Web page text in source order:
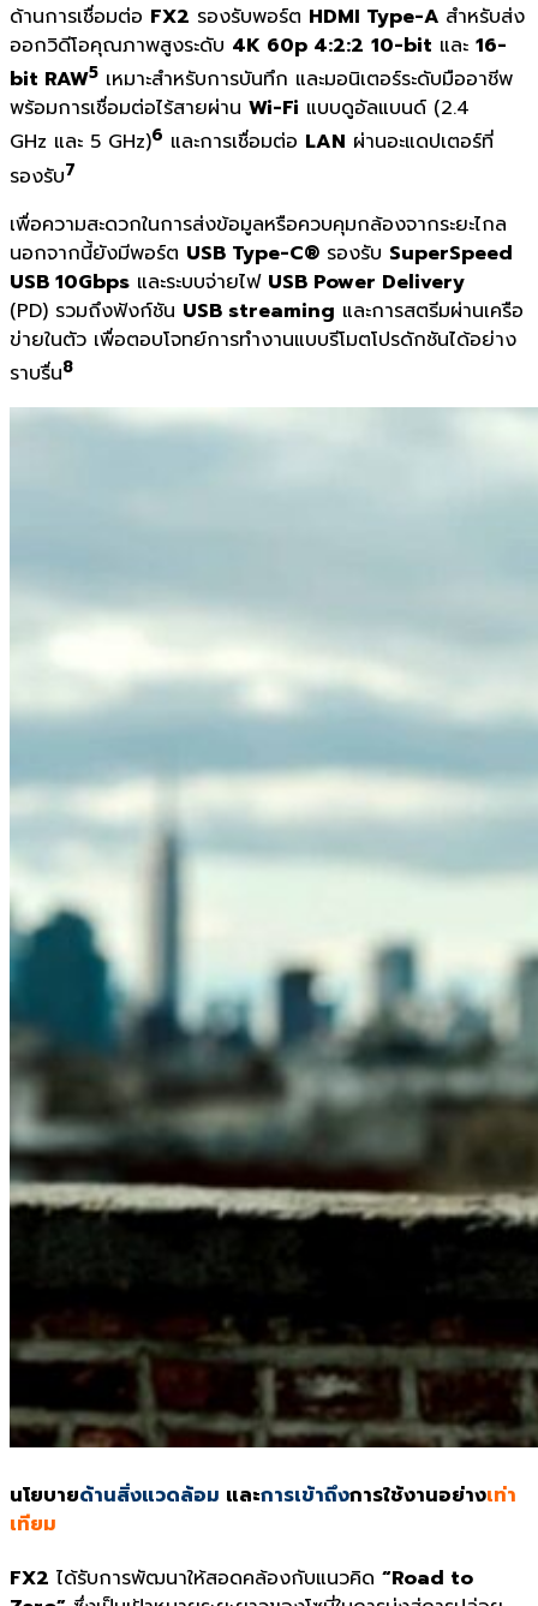
ด้านการเชื่อมต่อ FX2 รองรับพอร์ต HDMI Type-A สำหรับส่ง
ออกวิดีโอคุณภาพสูงระดับ 4K 60p 4:2:2 10-bit และ 16-
bit RAW5 เหมาะสำหรับการบันทึก และมอนิเตอร์ระดับมืออาชีพ
พร้อมการเชื่อมต่อไร้สายผ่าน Wi-Fi แบบดูอัลแบนด์ (2.4
GHz และ 5 GHz)6 และการเชื่อมต่อ LAN ผ่านอะแดปเตอร์ที่
รองรับ7
เพื่อความสะดวกในการส่งข้อมูลหรือควบคุมกล้องจากระยะไกล
นอกจากนี้ยังมีพอร์ต USB Type-C® รองรับ SuperSpeed
USB 10Gbps และระบบจ่ายไฟ USB Power Delivery
(PD) รวมถึงฟังก์ชัน USB streaming และการสตรีมผ่านเครือ
ข่ายในตัว เพื่อตอบโจทย์การทำงานแบบรีโมตโปรดักชันได้อย่าง
ราบรื่น8
นโยบายด้านสิ่งแวดล้อม และการเข้าถึงการใช้งานอย่างเท่า
เทียม
FX2 ได้รับการพัฒนาให้สอดคล้องกับแนวคิด “Road to